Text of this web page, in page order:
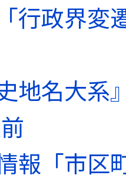
行政界変
地名大
報「市区